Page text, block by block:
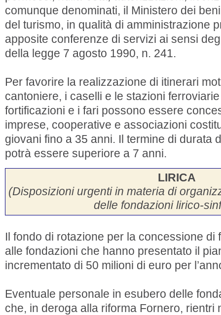
comunque denominati, il Ministero dei
del turismo, in qualità di amministrazione
apposite conferenze di servizi ai sensi
della legge 7 agosto 1990, n. 241.
Per favorire la realizzazione di itinerari
cantoniere, i caselli e le stazioni
fortificazioni e i fari possono essere
imprese, cooperative e associazioni
giovani fino a 35 anni. Il termine di durata
potrà essere superiore a 7 anni.
LIRICA
(Disposizioni urgenti in materia di
delle fondazioni lirico-
Il fondo di rotazione per la concessione di
alle fondazioni che hanno presentato il
incrementato di 50 milioni di euro per
Eventuale personale in esubero delle
che, in deroga alla riforma Fornero, rientri